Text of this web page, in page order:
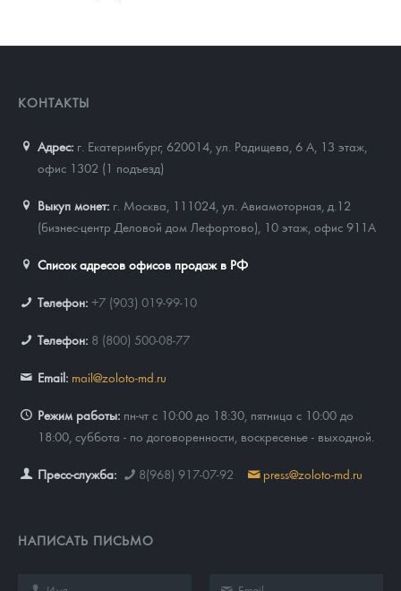
КОНТАКТЫ
Адрес: г. Екатеринбург, 620014 ул. Радищева, 6 А, 13 этаж,
офис 1302 (1 подъезд)
Выкуп монет: г. Москва, 111024, ул. Авиамоторная, д.12
(бизнес-центр Деловой дом Лефортово), 10 этаж, офис 911А
Список адресов офисов продаж в РФ
Телефон: +7 (903) 019-99-10
Телефон: 8 (800) 500-08-77
Email: mail@zoloto-md.ru
Режим работы: пн-чт с 10:00 до 18:30, пятница с 10:00 до
18:00, суббота - по договоренности, воскресенье - выходной.
Пресс-служба: 8(968) 917-07-92 press@zoloto-md.ru
НАПИСАТЬ ПИСЬМО